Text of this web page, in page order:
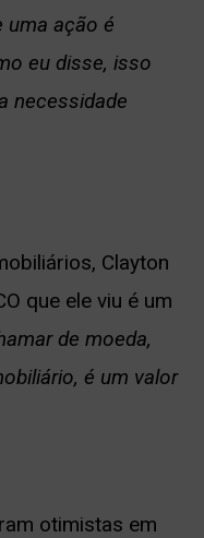
uma ação é
eu disse, isso
necessidade
Clayton
que ele viu é um
de moeda,
é um valor
otimistas em